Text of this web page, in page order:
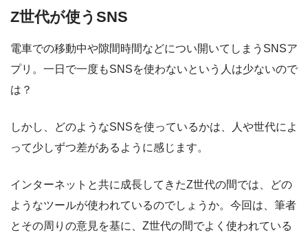
Z世代が使うSNS
電車での移動中や隙間時間などについ開いてしまうSNSア
プリ。一日で一度もSNSを使わないという人は少ないので
は？
しかし、どのようなSNSを使っているかは、人や世代によ
って少しずつ差があるように感じます。
インターネットと共に成長してきたZ世代の間では、どの
ようなツールが使われているのでしょうか。今回は、筆者
とその周りの意見を基に、Z世代の間でよく使われている